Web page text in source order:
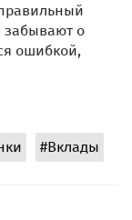
забывают о
ошибкой,
#Вклады